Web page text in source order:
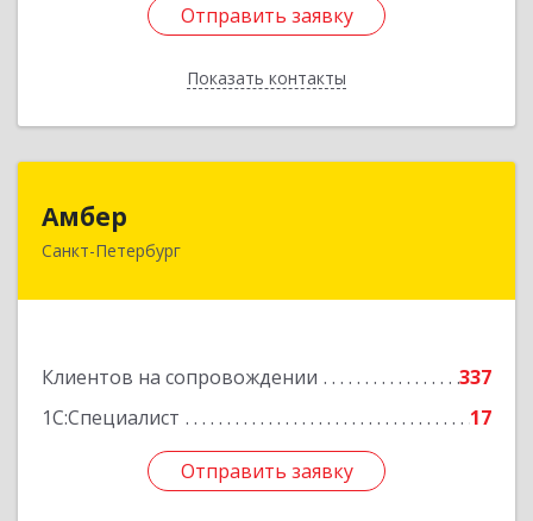
Отправить заявку
Показать контакты
Отправить заявку
Назад
Амбер
Санкт-Петербург
Клиентов на сопровождении
337
1С:Специалист
17
Отправить заявку
191119, Санкт-Петербург г, Правды ул, дом №
Отправить заявку